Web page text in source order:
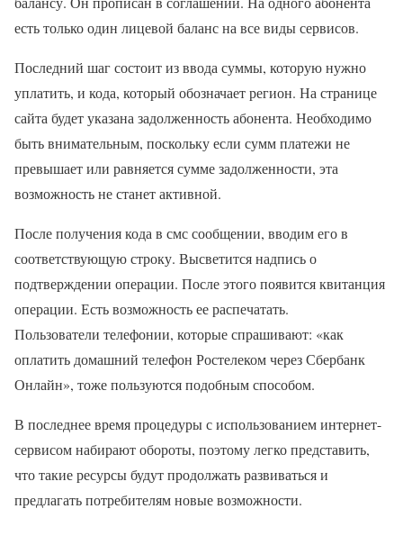
есть только один лицевой баланс на все виды сервисов.
Последний шаг состоит из ввода суммы, которую нужно
уплатить, и кода, который обозначает регион. На странице
сайта будет указана задолженность абонента. Необходимо
быть внимательным, поскольку если сумм платежи не
превышает или равняется сумме задолженности, эта
возможность не станет активной.
После получения кода в смс сообщении, вводим его в
соответствующую строку. Высветится надпись о
подтверждении операции. После этого появится квитанция
операции. Есть возможность ее распечатать.
Пользователи телефонии, которые спрашивают: «как
оплатить домашний телефон Ростелеком через Сбербанк
Онлайн», тоже пользуются подобным способом.
В последнее время процедуры с использованием интернет-
сервисом набирают обороты, поэтому легко представить,
что такие ресурсы будут продолжать развиваться и
предлагать потребителям новые возможности.